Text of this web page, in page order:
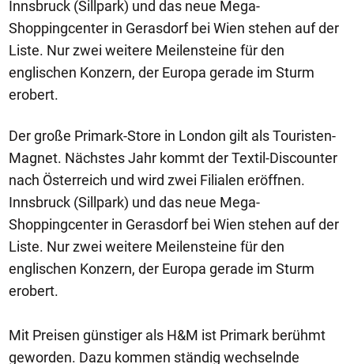
Innsbruck (Sillpark) und das neue Mega-
Shoppingcenter in Gerasdorf bei Wien stehen auf der
Liste. Nur zwei weitere Meilensteine für den
englischen Konzern, der Europa gerade im Sturm
erobert.
Der große Primark-Store in London gilt als Touristen-
Magnet. Nächstes Jahr kommt der Textil-Discounter
nach Österreich und wird zwei Filialen eröffnen.
Innsbruck (Sillpark) und das neue Mega-
Shoppingcenter in Gerasdorf bei Wien stehen auf der
Liste. Nur zwei weitere Meilensteine für den
englischen Konzern, der Europa gerade im Sturm
erobert.
Mit Preisen günstiger als H&M ist Primark berühmt
geworden. Dazu kommen ständig wechselnde